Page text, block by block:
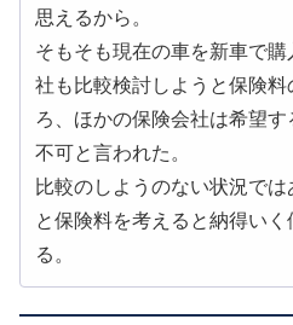
思えるから。
そもそも現在の車を新車で
社も比較検討しようと保険料
ろ、ほかの保険会社は希望
不可と言われた。
比較のしようのない状況で
と保険料を考えると納得い
る。